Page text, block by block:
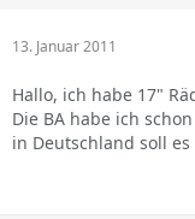
13. Januar 2011
Hallo, ich habe 17"
Die BA habe ich
in Deutschland soll